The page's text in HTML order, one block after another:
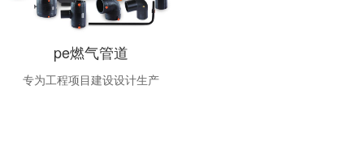
pe燃气管道
专为工程项目建设设计生产